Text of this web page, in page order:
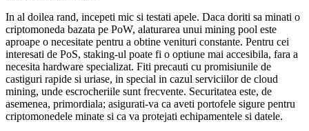
In al doilea rand, incepeti mic si testati apele. Daca doriti sa minati o
criptomoneda bazata pe PoW, alaturarea unui mining pool este
aproape o necesitate pentru a obtine venituri constante. Pentru cei
interesati de PoS, staking-ul poate fi o optiune mai accesibila, fara a
necesita hardware specializat. Fiti precauti cu promisiunile de
castiguri rapide si uriase, in special in cazul serviciilor de cloud
mining, unde escrocheriile sunt frecvente. Securitatea este, de
asemenea, primordiala; asigurati-va ca aveti portofele sigure pentru
criptomonedele minate si ca va protejati echipamentele si datele.